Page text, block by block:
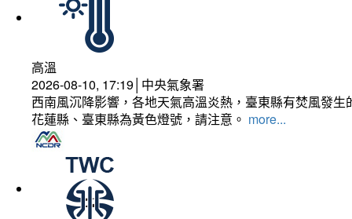
高溫
2026-08-10, 17:19│中央氣象署
西南風沉降影響，各地天氣高溫炎熱，臺東縣有焚風發
花蓮縣、臺東縣為黃色燈號，請注意。 more...